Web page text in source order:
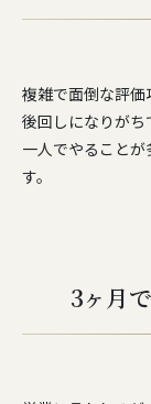
複雑で面倒な評
後回しになりがち
一人でやること
す。
3ヶ月